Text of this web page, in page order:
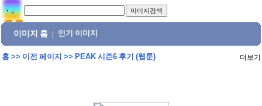
이미지 홈 인기 이미지
홈>> 이전 페이지 >> PEAK 시즌6 후기 (웹툰) 더보기